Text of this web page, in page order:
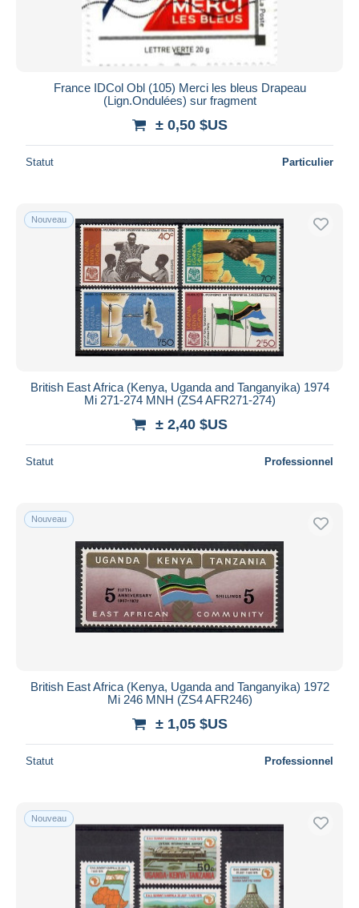
France IDCol Obl (105) Merci les bleus Drapeau
(Lign.Ondulées) sur fragment
± 0,50 $US
Statut Particulier
Nouveau
British East Africa (Kenya, Uganda and Tanganyika) 1974
Mi 271-274 MNH (ZS4 AFR271-274)
± 2,40 $US
Statut Professionnel
Nouveau
British East Africa (Kenya, Uganda and Tanganyika) 1972
Mi 246 MNH (ZS4 AFR246)
± 1,05 $US
Statut Professionnel
Nouveau